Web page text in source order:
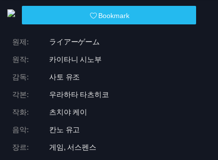
Bookmark
원제: ライアーゲーム
원작: 카이타니 시노부
감독: 사토 유조
각본: 우라하타 타츠히코
작화: 츠치야 케이
음악: 칸노 유고
장르: 게임, 서스펜스